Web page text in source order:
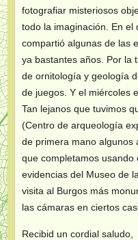
fotografiar misteriosos
todo la imaginación. En el
compartió algunas de las
ya bastantes años. Por la
de ornitología y geología
de juegos. Y el miércoles
Tan lejanos que tuvimos
(Centro de arqueología
de primera mano algunos
que completamos
evidencias del Museo de
visita al Burgos más
las cámaras en ciertos
Recibid un cordial saludo,